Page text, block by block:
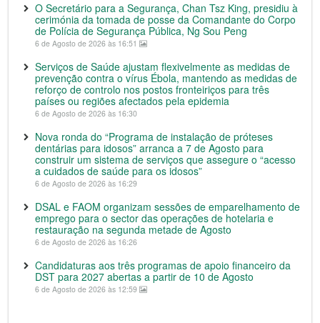
O Secretário para a Segurança, Chan Tsz King, presidiu à
cerimónia da tomada de posse da Comandante do Corpo
de Polícia de Segurança Pública, Ng Sou Peng
6 de Agosto de 2026 às 16:51
Serviços de Saúde ajustam flexivelmente as medidas de
prevenção contra o vírus Ébola, mantendo as medidas de
reforço de controlo nos postos fronteiriços para três
países ou regiões afectados pela epidemia
6 de Agosto de 2026 às 16:30
Nova ronda do “Programa de instalação de próteses
dentárias para idosos” arranca a 7 de Agosto para
construir um sistema de serviços que assegure o “acesso
a cuidados de saúde para os idosos”
6 de Agosto de 2026 às 16:29
DSAL e FAOM organizam sessões de emparelhamento de
emprego para o sector das operações de hotelaria e
restauração na segunda metade de Agosto
6 de Agosto de 2026 às 16:26
Candidaturas aos três programas de apoio financeiro da
DST para 2027 abertas a partir de 10 de Agosto
6 de Agosto de 2026 às 12:59